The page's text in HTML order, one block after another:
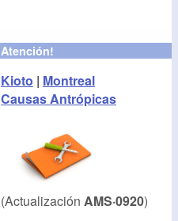
Atención!
Kioto | Montreal
Causas Antrópicas
(Actualización AMS·0920)